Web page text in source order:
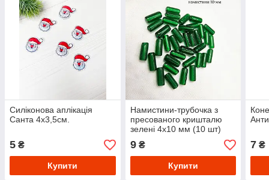
Силіконова аплікація
Санта 4х3,5см.
5 ₴
Купити
Намистини-трубочка з
пресованого кришталю
зелені 4х10 мм (10 шт)
9₴
Купити
7 ₴